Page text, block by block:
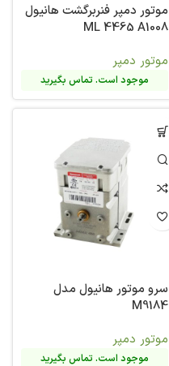
موتور دمپر فنربرگشت هانیول
ML 4465 A1008
موتور دمپر
موجود است. تماس بگیرید
سرو موتور هانیول مدل
M9184
موتور دمپر
موجود است. تماس بگیرید